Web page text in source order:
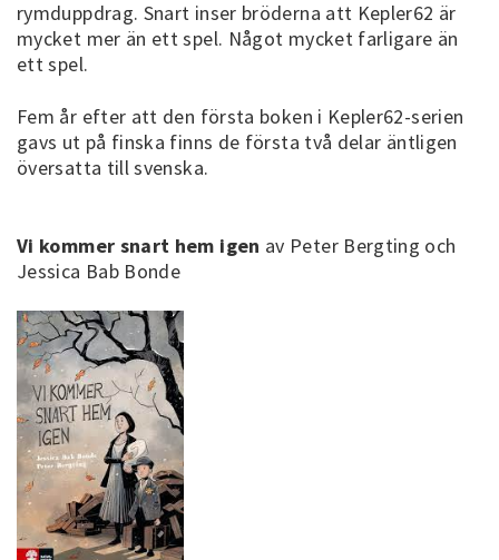
rymduppdrag. Snart inser bröderna att Kepler62 är
mycket mer än ett spel. Något mycket farligare än
ett spel.
Fem år efter att den första boken i Kepler62-serien
gavs ut på finska finns de första två delar äntligen
översatta till svenska.
Vi kommer snart hem igen av Peter Bergting och
Jessica Bab Bonde